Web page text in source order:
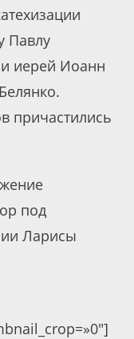
Павлу
иерей Иоанн
причастились
под
Ларисы